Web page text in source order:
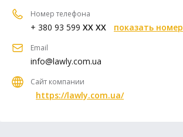
Номер телефона
+ 380 93 599 XX XX показать номер
Email
info@lawly.com.ua
Сайт компании
https://lawly.com.ua/